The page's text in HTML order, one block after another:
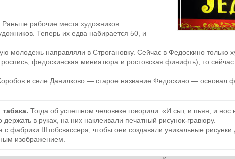
рабочие места художников
Теперь их едва набирается 50, и
направляли в Строгановку. Сейчас в Федоскино только
федоскинская миниатюра и ростовская финифть), то
Коробов в селе Данилково — старое название Федоскино — основал
Тогда об успешном человеке говорили: «И сыт, и пьян, и нос
в руках, на них наклеивали печатный рисунок-гравюру.
фабрики Штобсвассера, чтобы они создавали уникальные
изображением.